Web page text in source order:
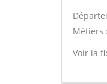
Métiers :
Voir la